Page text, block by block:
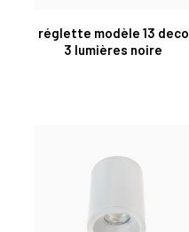
réglette modèle 13 deco
3 lumières noire